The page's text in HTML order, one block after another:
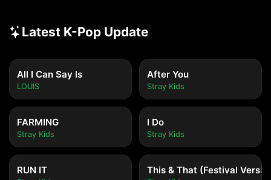
Latest K-Pop Update
All I Can Say Is
LOUIS
After You
Stray Kids
FARMING
Stray Kids
I Do
Stray Kids
RUN IT This & That (Festival